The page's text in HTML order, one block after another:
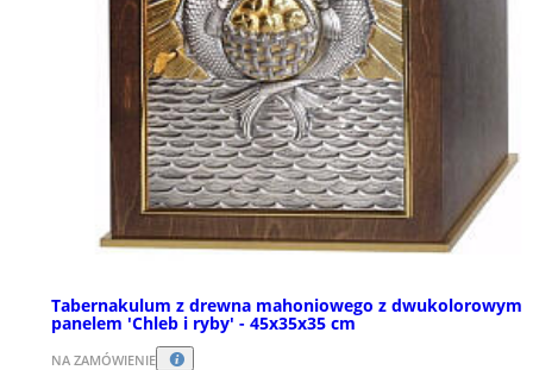
Tabernakulum z drewna mahoniowego z dwukolorowym
panelem 'Chleb i ryby' - 45x35x35 cm
NA ZAMÓWIENIE